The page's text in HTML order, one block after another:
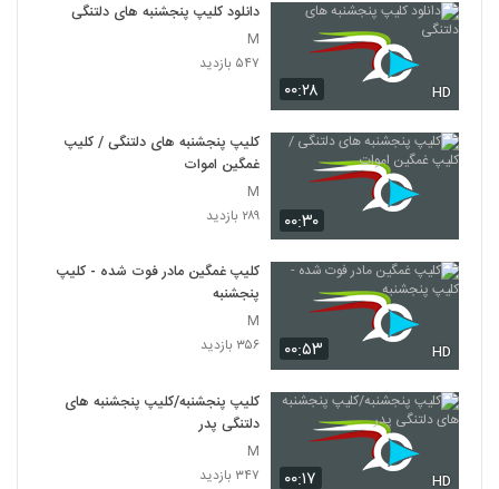
۰۰:۲۸ HD
دانلود کلیپ پنجشنبه های دلتنگی
M
۵۴۷ بازدید
۰۰:۳۰
کلیپ پنجشنبه های دلتنگی / کلیپ
غمگین اموات
M
۲۸۹ بازدید
۰۰:۵۳ HD
کلیپ غمگین مادر فوت شده - کلیپ
پنجشنبه
M
۳۵۶ بازدید
۰۰:۱۷ HD
کلیپ پنجشنبه/کلیپ پنجشنبه های
دلتنگی پدر
M
۳۴۷ بازدید